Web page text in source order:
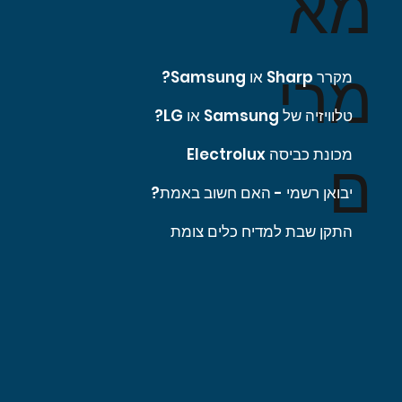
מרי
ם
מקרר Sharp או Samsung?
טלוויזיה של Samsung או LG?
מכונת כביסה Electrolux
יבואן רשמי - האם חשוב באמת?
התקן שבת למדיח כלים צומת